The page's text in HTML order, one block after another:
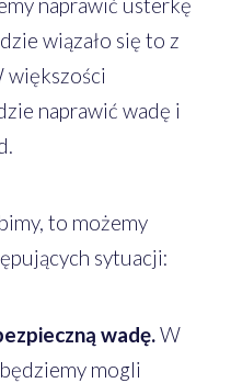
wiązało się to z
większości
naprawić wadę i
to możemy
sytuacji:
wadę.W
mogli